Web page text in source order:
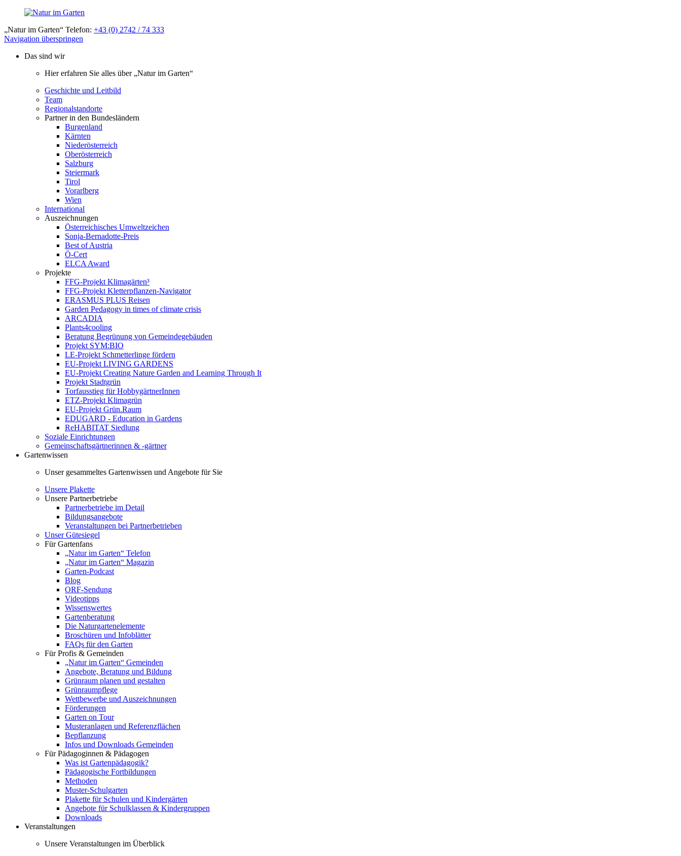
„Natur im Garten“ Telefon: +43 (0) 2742 / 74 333
Navigation überspringen
Das sind wir
Hier erfahren Sie alles über „Natur im Garten“
Geschichte und Leitbild
Team
Regionalstandorte
Partner in den Bundesländern
Burgenland
Kärnten
Niederösterreich
Oberösterreich
Salzburg
Steiermark
Tirol
Vorarlberg
Wien
International
Auszeichnungen
Österreichisches Umweltzeichen
Sonja-Bernadotte-Preis
Best of Austria
Ö-Cert
ELCA Award
Projekte
FFG-Projekt Klimagärten³
FFG-Projekt Kletterpflanzen-Navigator
ERASMUS PLUS Reisen
Garden Pedagogy in times of climate crisis
ARCADIA
Plants4cooling
Beratung Begrünung von Gemeindegebäuden
Projekt SYM:BIO
LE-Projekt Schmetterlinge fördern
EU-Projekt LIVING GARDENS
EU-Projekt Creating Nature Garden and Learning Through It
Projekt Stadtgrün
Torfausstieg für HobbygärtnerInnen
ETZ-Projekt Klimagrün
EU-Projekt Grün.Raum
EDUGARD - Education in Gardens
ReHABITAT Siedlung
Soziale Einrichtungen
Gemeinschaftsgärtnerinnen & -gärtner
Gartenwissen
Unser gesammeltes Gartenwissen und Angebote für Sie
Unsere Plakette
Unsere Partnerbetriebe
Partnerbetriebe im Detail
Bildungsangebote
Veranstaltungen bei Partnerbetrieben
Unser Gütesiegel
Für Gartenfans
„Natur im Garten“ Telefon
„Natur im Garten“ Magazin
Garten-Podcast
Blog
ORF-Sendung
Videotipps
Wissenswertes
Gartenberatung
Die Naturgartenelemente
Broschüren und Infoblätter
FAQs für den Garten
Für Profis & Gemeinden
„Natur im Garten“ Gemeinden
Angebote, Beratung und Bildung
Grünraum planen und gestalten
Grünraumpflege
Wettbewerbe und Auszeichnungen
Förderungen
Garten on Tour
Musteranlagen und Referenzflächen
Bepflanzung
Infos und Downloads Gemeinden
Für Pädagoginnen & Pädagogen
Was ist Gartenpädagogik?
Pädagogische Fortbildungen
Methoden
Muster-Schulgarten
Plakette für Schulen und Kindergärten
Angebote für Schulklassen & Kindergruppen
Downloads
Veranstaltungen
Unsere Veranstaltungen im Überblick